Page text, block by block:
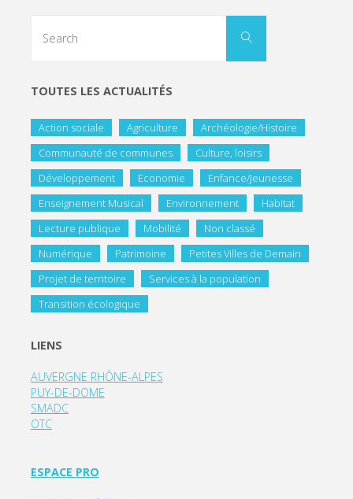
TOUTES LES ACTUALITÉS
Action sociale Agriculture
Archéologie/Histoire
Communauté de communes
Culture, loisirs
Développement
Economie
Enfance/Jeunesse
Enseignement Musical
Environnement
Habitat
Lecture publique
Mobilité
Non classé
Numérique
Patrimoine
Petites Villes de Demain
Projet de territoire
Services à la population
Transition écologique
LIENS
AUVERGNE RHÔNE-ALPES
PUY-DE-DOME
SMADC
OTC
ESPACE PRO